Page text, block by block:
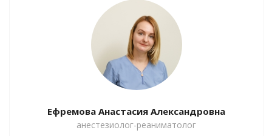
Ефремова Анастасия Александровна
анестезиолог-реаниматолог